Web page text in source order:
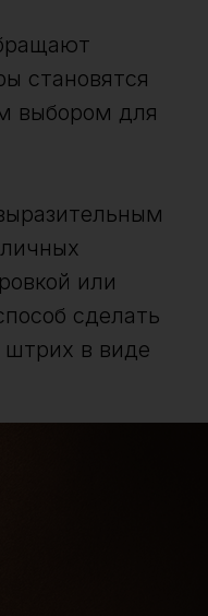
становятся
выбором для
или
сделать
в виде